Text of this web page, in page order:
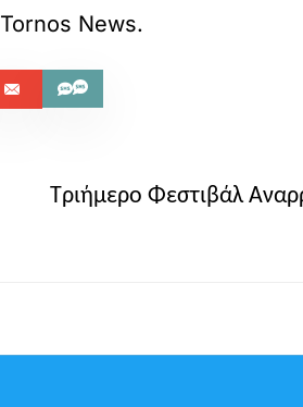
Tornos News.
Τριήμερο Φεστιβάλ